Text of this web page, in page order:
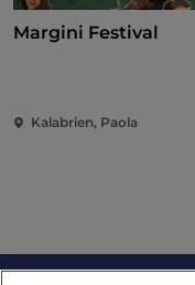
Margini Festival
Kalabrien, Paola